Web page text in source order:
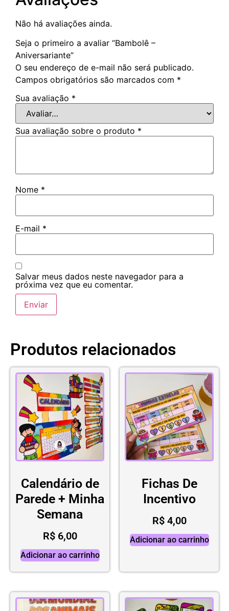
Não há avaliações ainda.
Seja o primeiro a avaliar “Bambolê –
Aniversariante”
O seu endereço de e-mail não será publicado.
Campos obrigatórios são marcados com *
Sua avaliação *
Sua avaliação sobre o produto *
Nome *
E-mail *
Salvar meus dados neste navegador para a
próxima vez que eu comentar.
Produtos relacionados
Calendário de
Parede + Minha
Semana
R$6,00
Adicionar ao carrinho
Fichas De
Incentivo
R$4,00
Adicionar ao carrinho